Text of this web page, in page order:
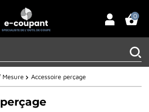
0
Mesure Accessoire perçage